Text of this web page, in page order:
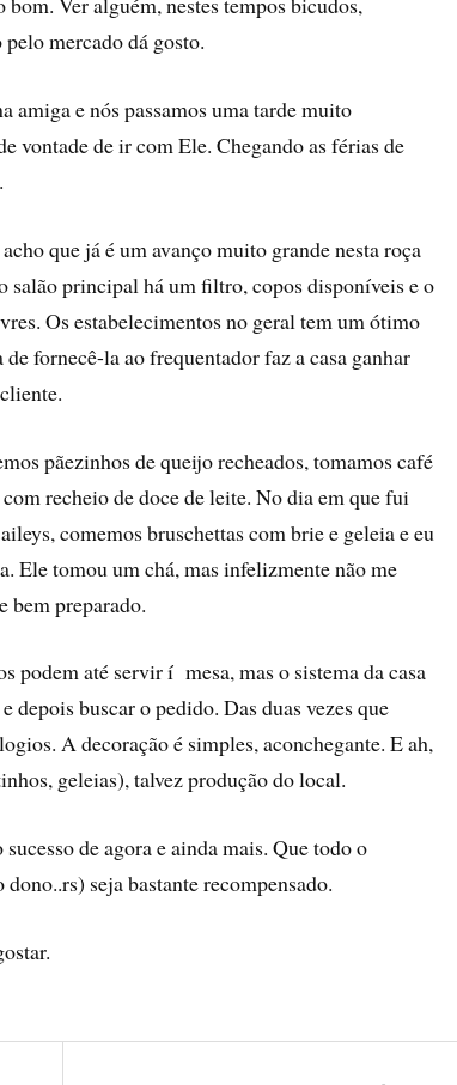
mercado dá gosto.
amiga e nós passamos uma tarde muito
vontade de ir com Ele. Chegando as férias de
que já é um avanço muito grande nesta roça
salão principal há um filtro, copos disponí­veis e o
Os estabelecimentos no geral tem um ótimo
fornecê-la ao frequentador faz a casa ganhar
pãezinhos de queijo recheados, tomamos café
recheio de doce de leite. No dia em que fui
comemos bruschettas com brie e geleia e eu
Ele tomou um chá, mas infelizmente não me
bem preparado.
podem até servir í mesa, mas o sistema da casa
depois buscar o pedido. Das duas vezes que
A decoração é simples, aconchegante. E ah,
geleias), talvez produção do local.
de agora e ainda mais. Que todo o
seja bastante recompensado.